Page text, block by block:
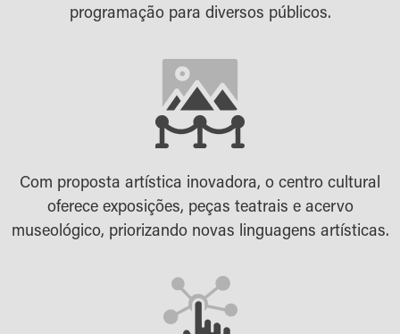
programação para diversos públicos.
Com proposta artística inovadora, o centro cultural
oferece exposições, peças teatrais e acervo
museológico, priorizando novas linguagens artísticas.